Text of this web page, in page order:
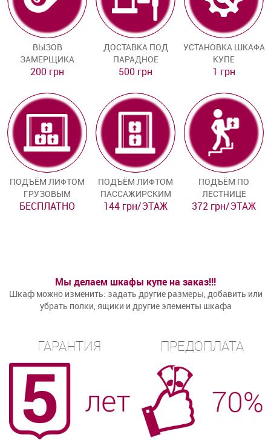
ВЫЗОВ
ЗАМЕРЩИКА
200 грн
ДОСТАВКА ПОД
ПАРАДНОЕ
500 грн
УСТАНОВКА ШКАФА
КУПЕ
1 грн
ПОДЪЁМ ЛИФТОМ
ГРУЗОВЫМ
БЕСПЛАТНО
ПОДЪЁМ ЛИФТОМ
ПАССАЖИРСКИМ
144 грн/ЭТАЖ
ПОДЪЁМ ПО
ЛЕСТНИЦЕ
372 грн/ЭТАЖ
Мы делаем шкафы купе на заказ!!!
Шкаф можно изменить: задать другие размеры, добавить или
убрать полки, ящики и другие элементы шкафа
ГАРАНТИЯ ПРЕДОПЛАТА